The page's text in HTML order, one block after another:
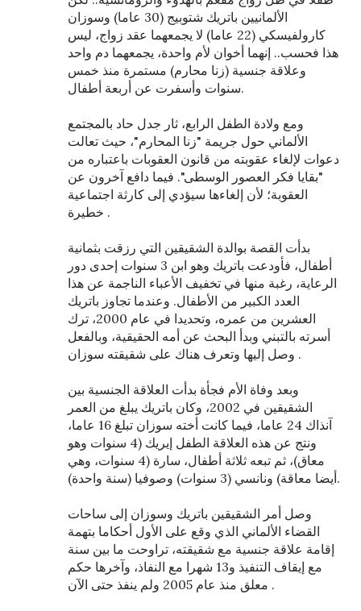
الألمانيين باتريك شتوبيج (30 عاما) وسوزان
كارولفيسكي (22 عاما) لا يجمعهما عقد زواج، ليس
هذا فحسب.. إنهما أخوان لأم واحدة، يجمعهما دم واحد
وعلاقة جنسية (زنا محارم) مستمرة منذ خمس
سنوات وأسفرت عن أربعة أطفال.
ومع ولادة الطفل الرابع، ثار جدل حاد بالمجتمع
الألماني حول جريمة "زنا المحارم"، حيث تعالت
دعوات لإلغاء عقوبته من قانون العقوبات باعتباره من
"بقايا فكر العصور الوسطى". فيما دافع آخرون عن
العقوبة؛ لأن إلغاءها سيؤدي إلى كارثة اجتماعية
خطيرة .
بدأت القصة بوالدة الشقيقين التي رزقت بثمانية
أطفال، فأودعت باتريك وهو ابن 3 سنوات إحدى دور
الرعاية، رغبة منها في تخفيف الأعباء الناجمة عن هذا
العدد الكبير من الأطفال. وعندما تجاوز باتريك
العشرين من عمره، وتحديدا في عام 2000، ترك
أسرته بالتبني وبدأ البحث عن أمه الحقيقية، وبالفعل
وصل إليها وتعرف هناك على شقيقته سوزان .
وبعد وفاة الأم فجأة بدأت العلاقة الجنسية بين
الشقيقين في 2002، وكان باتريك يبلغ من العمر
آنذاك 24 عاما، فيما كانت أخته سوزان تبلغ 16 عاما،
ونتج عن هذه العلاقة الطفل إيريك (4 سنوات وهو
معاق)، ثم تبعه ثلاثة أطفال، سارة (4 سنوات، وهي
أيضا معاقة) ونانسي (3 سنوات) وصوفيا (سنة واحدة).
وصل أمر الشقيقين باتريك وسوزان إلى ساحات
القضاء الألماني الذي وقع على الأول أحكاما بتهمة
إقامة علاقة جنسية مع شقيقته، تراوحت ما بين سنة
مع إيقاف التنفيذ و13 شهرا مع النفاذ، وآخرها حكم
معلق منذ عام 2005 ولم ينفذ حتى الآن .